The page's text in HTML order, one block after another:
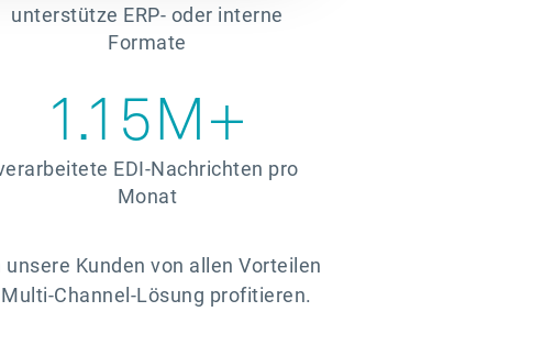
unterstütze ERP- oder interne
Formate
1.15M+
EDI-Nachrichten pro
Monat
Kunden von allen Vorteilen
Channel-Lösung profitieren.